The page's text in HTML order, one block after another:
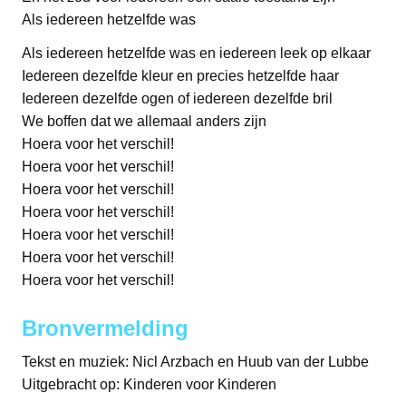
Als iedereen hetzelfde was
Als iedereen hetzelfde was en iedereen leek op elkaar
Iedereen dezelfde kleur en precies hetzelfde haar
Iedereen dezelfde ogen of iedereen dezelfde bril
We boffen dat we allemaal anders zijn
Hoera voor het verschil!
Hoera voor het verschil!
Hoera voor het verschil!
Hoera voor het verschil!
Hoera voor het verschil!
Hoera voor het verschil!
Hoera voor het verschil!
Bronvermelding
Tekst en muziek: Nicl Arzbach en Huub van der Lubbe
Uitgebracht op: Kinderen voor Kinderen